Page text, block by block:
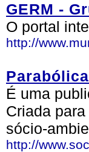
GERM -
O portal
http://
É uma
Criada
sócio-
http://